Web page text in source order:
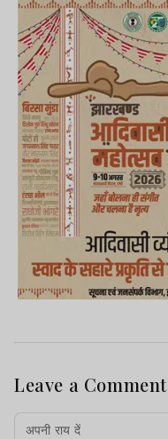
Leave a Comment